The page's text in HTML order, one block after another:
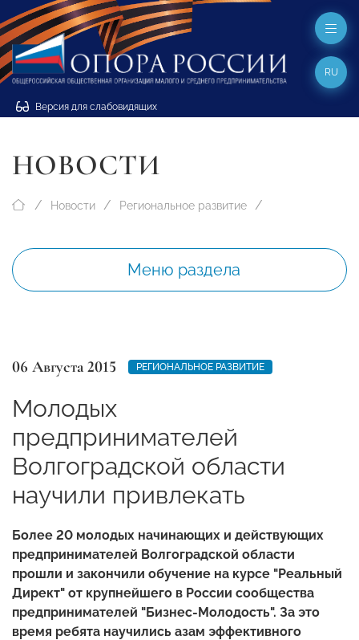
Версия для слабовидящих
RU
НОВОСТИ
Новости Региональное развитие
Меню раздела
06 Августа 2015 РЕГИОНАЛЬНОЕ РАЗВИТИЕ
Молодых
предпринимателей
Волгоградской области
научили привлекать
Более 20 молодых начинающих и действующих
предпринимателей Волгоградской области
прошли и закончили обучение на курсе "Реальный
Директ" от крупнейшего в России сообщества
предпринимателей "Бизнес-Молодость". За это
время ребята научились азам эффективного